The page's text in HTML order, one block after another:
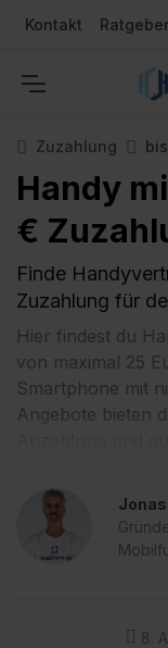
Kontakt Ratgeber
Zuzahlung
Handy
€
Finde
Zuzahlung für
Hier findest du
von maximal 25
Smartphone mit
Angebote bieten
Handy mit
als 25 Euro
8.